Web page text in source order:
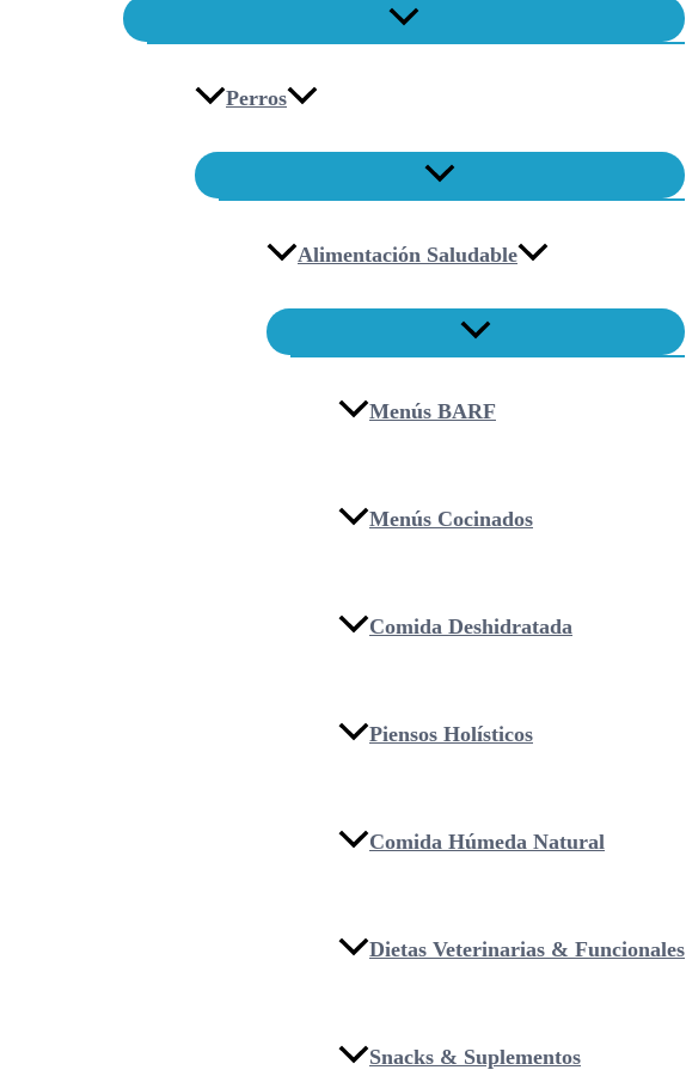
Perros
Alimentación Saludable
Menús BARF
Menús Cocinados
Comida Deshidratada
Piensos Holísticos
Comida Húmeda Natural
Dietas Veterinarias & Funcionales
Snacks & Suplementos